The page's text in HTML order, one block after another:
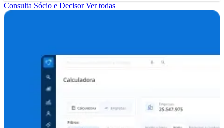
Consulta Sócio e DecisorVer todas